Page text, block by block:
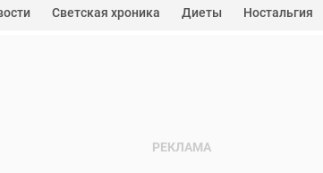
Светская хроника Диеты Ностальгия